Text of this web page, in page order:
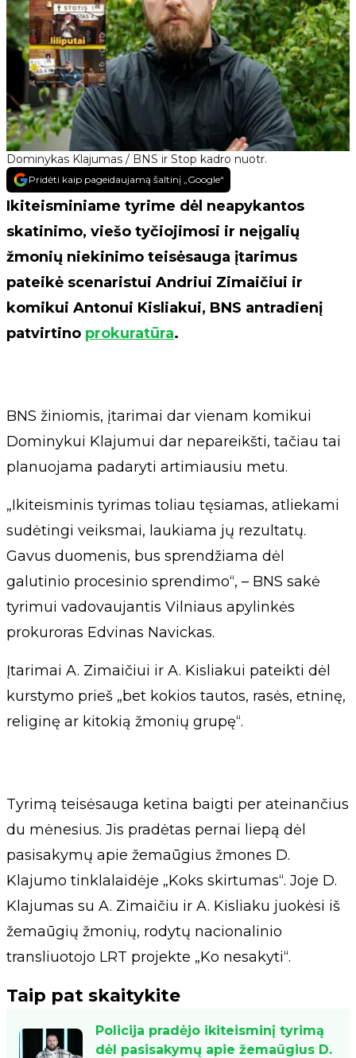
Dominykas Klajumas / BNS ir Stop kadro nuotr.
Pridėti kaip pageidaujamą šaltinį „Google“
Ikiteisminiame tyrime dėl neapykantos
skatinimo, viešo tyčiojimosi ir neįgalių
žmonių niekinimo teisėsauga įtarimus
pateikė scenaristui Andriui Zimaičiui ir
komikui Antonui Kisliakui, BNS antradienį
patvirtino prokuratūra.
BNS žiniomis, įtarimai dar vienam komikui
Dominykui Klajumui dar nepareikšti, tačiau tai
planuojama padaryti artimiausiu metu.
„Ikiteisminis tyrimas toliau tęsiamas, atliekami
sudėtingi veiksmai, laukiama jų rezultatų.
Gavus duomenis, bus sprendžiama dėl
galutinio procesinio sprendimo“, – BNS sakė
tyrimui vadovaujantis Vilniaus apylinkės
prokuroras Edvinas Navickas.
Įtarimai A. Zimaičiui ir A. Kisliakui pateikti dėl
kurstymo prieš „bet kokios tautos, rasės, etninę,
religinę ar kitokią žmonių grupę“.
Tyrimą teisėsauga ketina baigti per ateinančius
du mėnesius. Jis pradėtas pernai liepą dėl
pasisakymų apie žemaūgius žmones D.
Klajumo tinklalaidėje „Koks skirtumas“. Joje D.
Klajumas su A. Zimaičiu ir A. Kisliaku juokėsi iš
žemaūgių žmonių, rodytų nacionalinio
transliuotojo LRT projekte „Ko nesakyti“.
Taip pat skaitykite
Policija pradėjo ikiteisminį tyrimą
dėl pasisakymų apie žemaūgius D.